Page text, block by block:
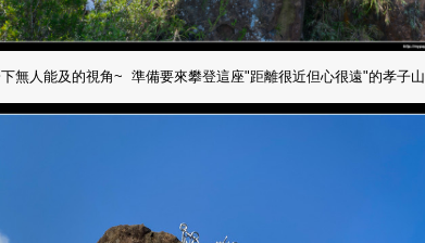
無人能及的視角~ 準備要來攀登這座"距離很近但心很遠"的孝子山